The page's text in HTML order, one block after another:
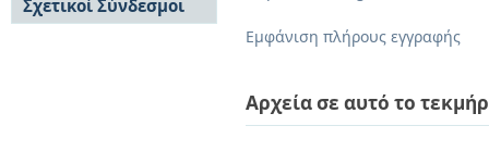
Εμφάνιση πλήρους εγγραφής
Αρχεία σε αυτό το
Τίτλοι
Θέματα
Οδηγίες Χρήσης ΙΑ
Συχνές Ερωτήσεις
Σχετικοί Σύνδεσμοι